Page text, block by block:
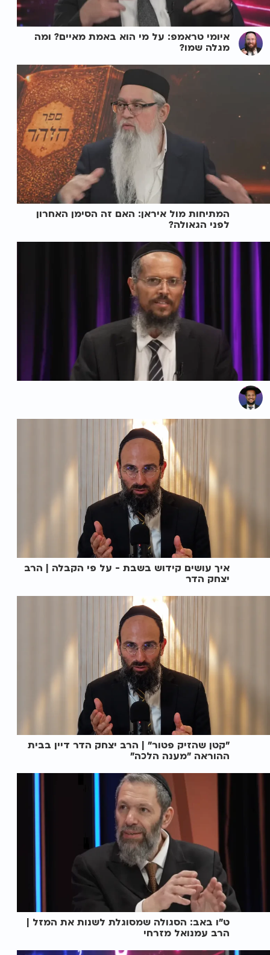
איומי טראמפ: על מי הוא באמת מאיים? ומה
מגלה שמו?
המתיחות מול איראן: האם זה הסימן האחרון
לפני הגאולה?
איך עושים קידוש בשבת - על פי הקבלה | הרב
יצחק הדר
"קטן שהזיק פטור" | הרב יצחק הדר דיין בבית
ההוראה "מענה הלכה"
ט"ו באב: הסגולה שמסוגלת לשנות את המזל |
הרב עמנואל מזרחי